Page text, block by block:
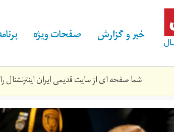
خبر و گزارش صفحات ویژه
شما صفحه ای از سایت قدیمی ایران